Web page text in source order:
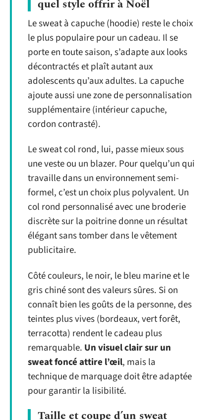
quel style offrir à Noël
Le sweat à capuche (hoodie) reste le choix
le plus populaire pour un cadeau. Il se
porte en toute saison, s’adapte aux looks
décontractés et plaît autant aux
adolescents qu’aux adultes. La capuche
ajoute aussi une zone de personnalisation
supplémentaire (intérieur capuche,
cordon contrasté).
Le sweat col rond, lui, passe mieux sous
une veste ou un blazer. Pour quelqu’un qui
travaille dans un environnement semi-
formel, c’est un choix plus polyvalent. Un
col rond personnalisé avec une broderie
discrète sur la poitrine donne un résultat
élégant sans tomber dans le vêtement
publicitaire.
Côté couleurs, le noir, le bleu marine et le
gris chiné sont des valeurs sûres. Si on
connaît bien les goûts de la personne, des
teintes plus vives (bordeaux, vert forêt,
terracotta) rendent le cadeau plus
remarquable. Un visuel clair sur un
sweat foncé attire l’œil, mais la
technique de marquage doit être adaptée
pour garantir la lisibilité.
Taille et coupe d’un sweat